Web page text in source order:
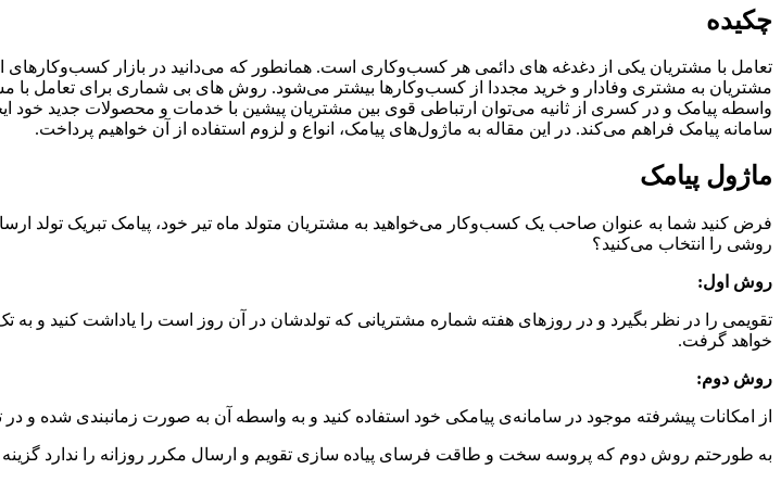
چکیده
تعامل با مشتریان یکی از دغدغه های دائمی هر کسب‌وکاری است. همانطور که می‌دانید در بازار کسب‌وکارهای
مشتریان به مشتری وفادار و خرید مجددا از کسب‌وکارها بیشتر می‌شود. روش های بی شماری برای تعامل با
واسطه پیامک و در کسری از ثانیه می‌توان ارتباطی قوی بین مشتریان پیشین با خدمات و محصولات جدید
سامانه‌ پیامک فراهم می‌کند. در این مقاله به ماژول‌های پیامک، انواع و لزوم استفاده از آن خواهیم پرداخت.
ماژول پیامک
فرض کنید شما به عنوان صاحب یک کسب‌وکار می‌خواهید به مشتریان متولد ماه تیر خود، پیامک تبریک تولد
روشی را انتخاب می‌کنید؟
روش اول:
تقویمی را در نظر بگیرد و در روزهای هفته شماره مشتریانی که تولدشان در آن روز است را یاداشت کنید و به
خواهد گرفت.
روش دوم:
از امکانات پیشرفته موجود در سامانه‌ی پیامکی خود استفاده کنید و به واسطه‌ آن به صورت زمانبندی شده و
به طورحتم روش دوم که پروسه سخت و طاقت فرسای پیاده سازی تقویم و ارسال مکرر روزانه را ندارد